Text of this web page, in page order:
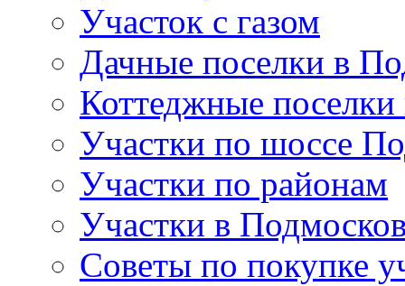
Участок с газом
Дачные поселки в
Коттеджные
Участки по шоссе
Участки по районам
Участки в
Советы по покупке